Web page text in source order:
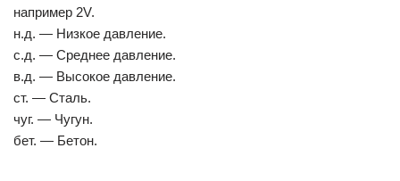
например 2V.
н.д. — Низкое давление.
с.д. — Среднее давление.
в.д. — Высокое давление.
ст. — Сталь.
чуг. — Чугун.
бет. — Бетон.